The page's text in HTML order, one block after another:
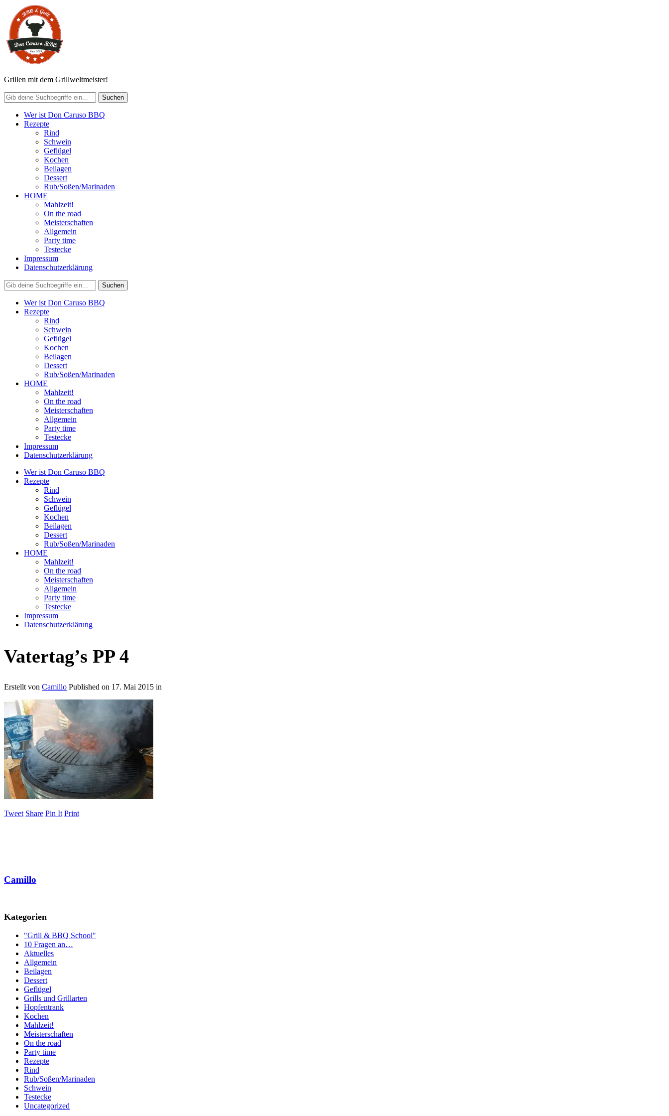
Grillen mit dem Grillweltmeister!
Wer ist Don Caruso BBQ
Rezepte
Rind
Schwein
Geflügel
Kochen
Beilagen
Dessert
Rub/Soßen/Marinaden
HOME
Mahlzeit!
On the road
Meisterschaften
Allgemein
Party time
Testecke
Impressum
Datenschutzerklärung
Wer ist Don Caruso BBQ
Rezepte
Rind
Schwein
Geflügel
Kochen
Beilagen
Dessert
Rub/Soßen/Marinaden
HOME
Mahlzeit!
On the road
Meisterschaften
Allgemein
Party time
Testecke
Impressum
Datenschutzerklärung
Wer ist Don Caruso BBQ
Rezepte
Rind
Schwein
Geflügel
Kochen
Beilagen
Dessert
Rub/Soßen/Marinaden
HOME
Mahlzeit!
On the road
Meisterschaften
Allgemein
Party time
Testecke
Impressum
Datenschutzerklärung
Vatertag’s PP 4
Erstellt von Camillo Published on 17. Mai 2015 in
Tweet Share Pin It Print
Camillo
Kategorien
"Grill & BBQ School"
10 Fragen an…
Aktuelles
Allgemein
Beilagen
Dessert
Geflügel
Grills und Grillarten
Hopfentrank
Kochen
Mahlzeit!
Meisterschaften
On the road
Party time
Rezepte
Rind
Rub/Soßen/Marinaden
Schwein
Testecke
Uncategorized